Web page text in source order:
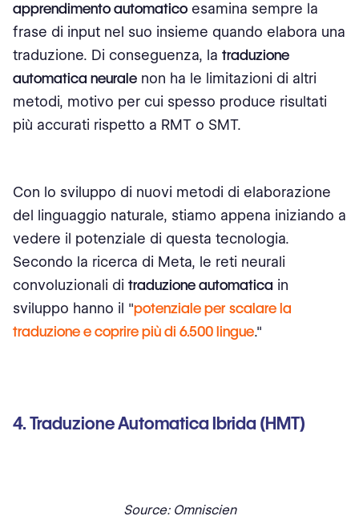
apprendimento automatico esamina sempre la
frase di input nel suo insieme quando elabora una
traduzione. Di conseguenza, la traduzione
automatica neurale non ha le limitazioni di altri
metodi, motivo per cui spesso produce risultati
più accurati rispetto a RMT o SMT.
Con lo sviluppo di nuovi metodi di elaborazione
del linguaggio naturale, stiamo appena iniziando a
vedere il potenziale di questa tecnologia.
Secondo la ricerca di Meta, le reti neurali
convoluzionali di traduzione automatica in
sviluppo hanno il "potenziale per scalare la
traduzione e coprire più di 6.500 lingue."
4. Traduzione Automatica Ibrida (HMT)
Source: Omniscien